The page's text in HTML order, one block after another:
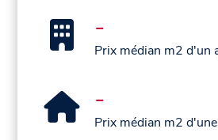
-
Prix médian m2 d'un
-
Prix médian m2